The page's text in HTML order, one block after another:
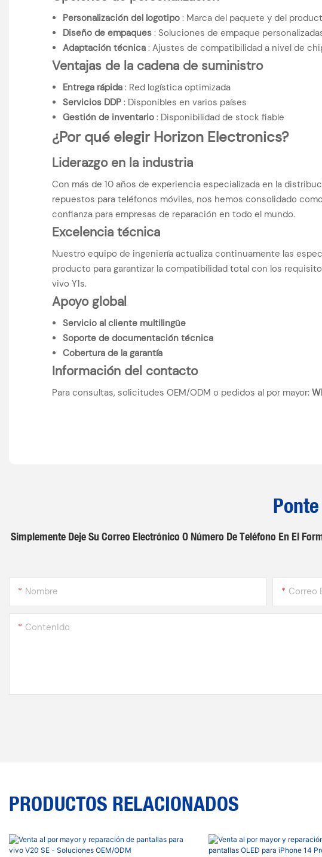
Personalización del logotipo: Marca del paquete y del
Diseño de empaques: Soluciones de empaque
Adaptación técnica: Ajustes de compatibilidad a nivel de
Ventajas de la cadena de suministro
Entrega rápida: Red logística optimizada
Servicios DDP: Disponibles en varios países
Gestión de inventario: Disponibilidad de stock fiable
¿Por qué elegir Horizon Electronics?
Liderazgo en la industria
Con más de 10 años de experiencia especializada en la
repuestos para teléfonos móviles, nos hemos consolidado
confianza para empresas de reparación en todo el mundo.
Excelencia técnica
Nuestro equipo de ingeniería actualiza continuamente las
producto para garantizar la compatibilidad total con los
vivo Y1s.
Apoyo global
Servicio al cliente multilingüe
Soporte de documentación técnica
Cobertura de la garantía
Información del contacto
Para consultas, solicitudes OEM/ODM o pedidos al por mayor:
Simplemente Deje Su Correo Electrónico O Número De Teléfono En El
Nombre Correo
Contenido
PRODUCTOS RELACIONADOS